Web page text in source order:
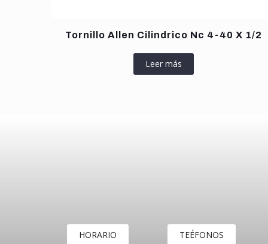
Tornillo Allen Cilindrico Nc 4-40 X 1/2
Leer más
HORARIO TEÉFONOS